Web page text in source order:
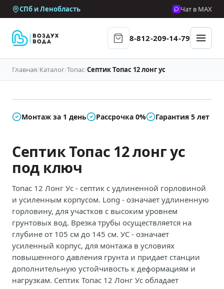
СПб и Ленобласть Чат в MAX
8-812-209-14-79
Главная/Каталог/Топас/Септик Топас 12 лонг ус
В наличии
Монтаж за 1 день Рассрочка 0% Гарантия 5 лет
Септик Топас 12 лонг ус
под ключ
Топас 12 Лонг Ус - септик с удлиненной горловиной
и усиленным корпусом. Long - означает удлиненную
горловину, для участков с высоким уровнем
грунтовых вод. Врезка трубы осуществляется на
глубине от 105 см до 145 см. УС - означает
усиленный корпус, для монтажа в условиях
повышенного давления грунта и придает станции
дополнительную устойчивость к деформациям и
нагрузкам. Септик Топас 12 Лонг Ус обладает